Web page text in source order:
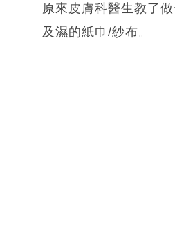
原來皮膚科醫生教了
及濕的紙巾/紗布。